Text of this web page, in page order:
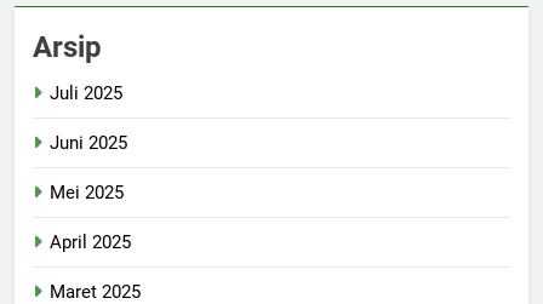
Arsip
Juli 2025
Juni 2025
Mei 2025
April 2025
Maret 2025